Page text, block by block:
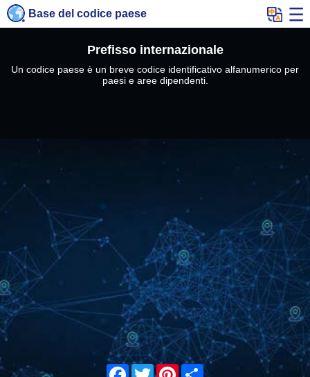
Base del codice paese
Prefisso internazionale
Un codice paese è un breve codice identificativo alfanumerico per
paesi e aree dipendenti.
Facebook
TwitterPinterest
Share